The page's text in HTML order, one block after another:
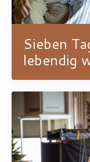
Sieben
lebendig